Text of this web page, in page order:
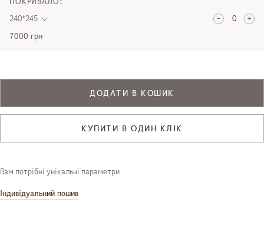
240*245
7000 грн
ДОДАТИ В КОШИК
КУПИТИ В ОДИН КЛІК
Вам потрібні унікальні параметри
Індивідуальний пошив